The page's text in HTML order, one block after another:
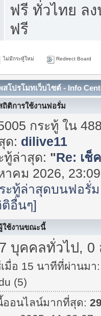
ฟรี ทั่วไทย ล
ฟรี
ไม่มีกระทู้ใหม่ Redirect Board
สโปรโมทเว็บไซต์ - Info
ถิติการใช้งานฟอรั่ม
กระทู้ ใน
ด: dilive11
ทู้ล่าสุด: "Re: เช็
าคม 2026,
ะทู้ล่าสุดบนฟอรั่ม
อื่นๆ]
ใช้งานขณะนี้
บุคคลทั่วไป, 0
มื่อ 15 นาทีที่ผ่านมา:
(5)
ออนไลน์มากที่สุด: